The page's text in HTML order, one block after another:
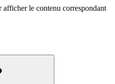
afficher le contenu correspondant